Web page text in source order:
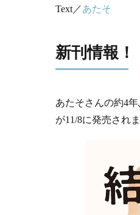
Text／あたそ
新刊情報！
あたそさんの約4
が11/8に発売されま